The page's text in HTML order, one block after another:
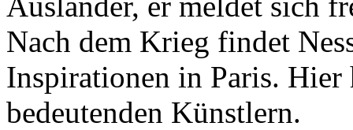
Nach dem Krieg findet
Inspirationen in Paris.
bedeutenden Künstlern.